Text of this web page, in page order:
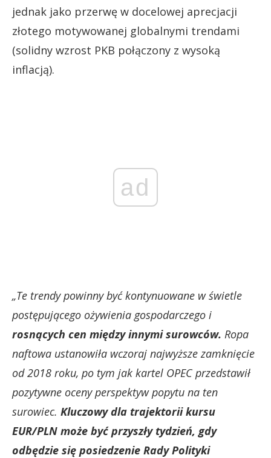
jednak jako przerwę w docelowej aprecjacji
złotego motywowanej globalnymi trendami
(solidny wzrost PKB połączony z wysoką
inflacją).
ad
„Te trendy powinny być kontynuowane w świetle
postępującego ożywienia gospodarczego i
rosnących cen między innymi surowców. Ropa
naftowa ustanowiła wczoraj najwyższe zamknięcie
od 2018 roku, po tym jak kartel OPEC przedstawił
pozytywne oceny perspektyw popytu na ten
surowiec. Kluczowy dla trajektorii kursu
EUR/PLN może być przyszły tydzień, gdy
odbędzie się posiedzenie Rady Polityki